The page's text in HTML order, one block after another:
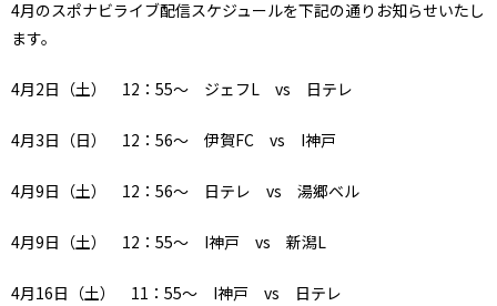
4月のスポナビライブ配信スケジュールを下記の通りお知らせいたし
ます。
4月2日（土） 12：55～ ジェフL vs 日テレ
4月3日（日） 12：56～ 伊賀FC vs I神戸
4月9日（土） 12：56～ 日テレ vs 湯郷ベル
4月9日（土） 12：55～ I神戸 vs 新潟L
4月16日（土） 11：55～ I神戸 vs 日テレ